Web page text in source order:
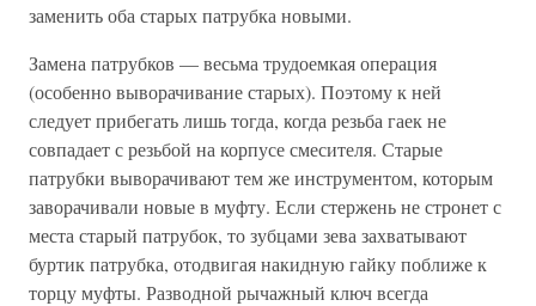
заменить оба старых патрубка новыми.
Замена патрубков — весьма трудоемкая операция
(особенно выворачивание старых). Поэтому к ней
следует прибегать лишь тогда, когда резьба гаек не
совпадает с резьбой на корпусе смесителя. Старые
патрубки выворачивают тем же инструментом, которым
заворачивали новые в муфту. Если стержень не стронет с
места старый патрубок, то зубцами зева захватывают
буртик патрубка, отодвигая накидную гайку поближе к
торцу муфты. Разводной рычажный ключ всегда